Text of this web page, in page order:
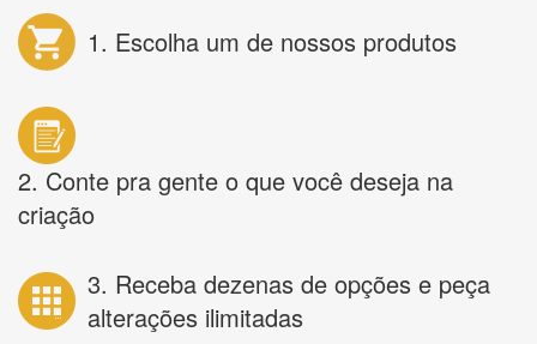
1. Escolha um de nossos produtos
2. Conte pra gente o que você deseja na
criação
3. Receba dezenas de opções e peça
alterações ilimitadas